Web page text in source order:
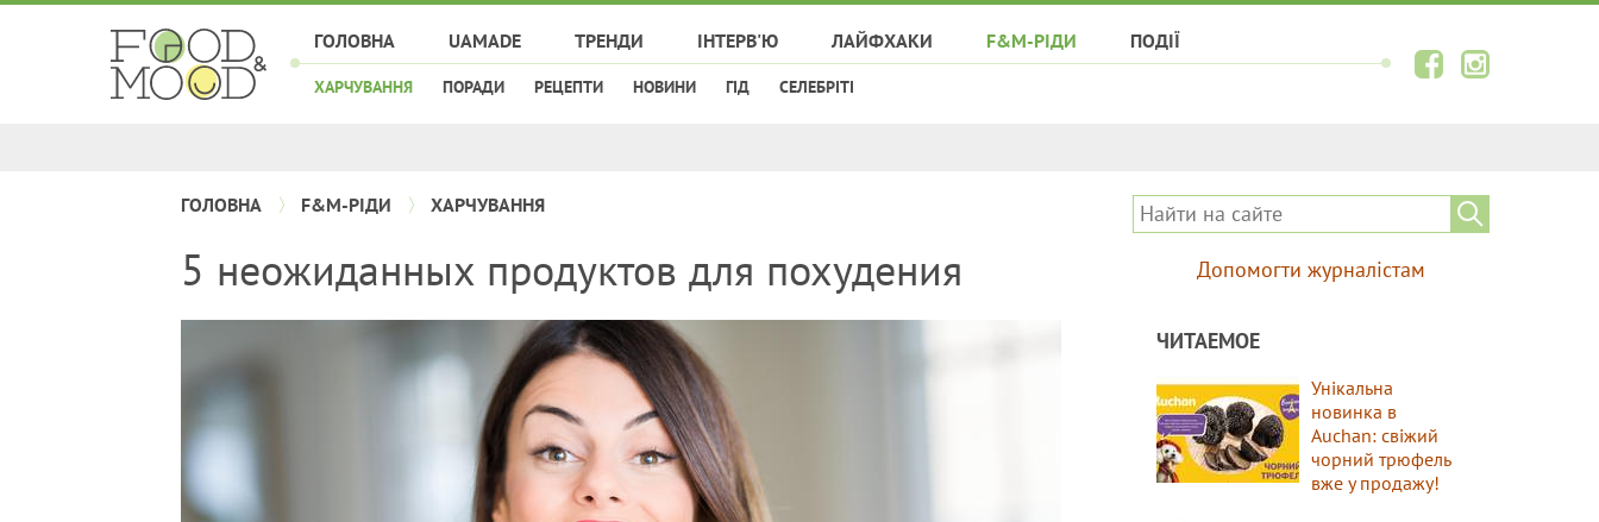
ГОЛОВНА UAMADE ТРЕНДИ ІНТЕРВ'Ю ЛАЙФХАКИ F&M-РІДИ
ХАРЧУВАННЯ ПОРАДИ РЕЦЕПТИ НОВИНИ ГІД СЕЛЕБРІТІ
ПОДІЇ
ГОЛОВНА F&M-РІДИ ХАРЧУВАННЯ
5 неожиданных продуктов для похудения Допомогти журналістам
ЧИТАЕМОЕ
Унікальна
новинка в
Auchan: свіжий
чорний трюфель
вже у продажу!